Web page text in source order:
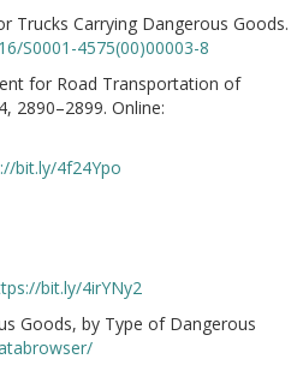
Trucks Carrying Dangerous Goods.
S0001-4575(00)00003-8
for Road Transportation of
2890–2899. Online:
bit.ly/4f24Ypo
bit.ly/4irYNy2
Goods, by Type of Dangerous